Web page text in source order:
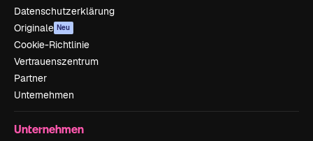
Datenschutzerklärung
Originale Neu
Cookie-Richtlinie
Vertrauenszentrum
Partner
Unternehmen
Unternehmen